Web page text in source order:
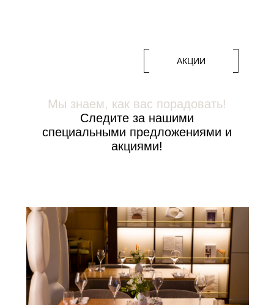
Мы знаем, как вас порадовать!
Следите за нашими
специальными предложениями и
акциями!
АКЦИИ